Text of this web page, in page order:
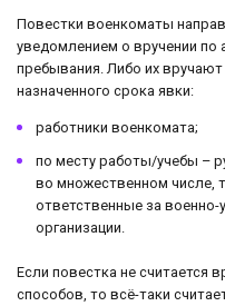
Повестки военкоматы
уведомлением о вручении по
пребывания. Либо их
назначенного срока явки:
работники военкомата;
по месту работы/учебы –
во множественном числе,
ответственные за
организации.
Если повестка не считается
способов, то всё-таки